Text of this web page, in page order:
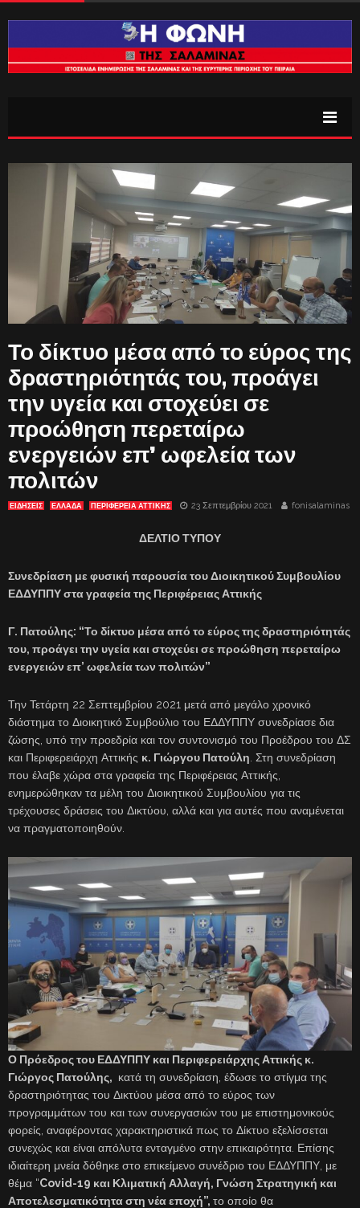
Το δίκτυο μέσα από το εύρος της
δραστηριότητάς του, προάγει
την υγεία και στοχεύει σε
προώθηση περεταίρω
ενεργειών επ’ ωφελεία των
πολιτών
ΕΙΔΗΣΕΙΣ ΕΛΛΑΔΑ ΠΕΡΙΦΕΡΕΙΑ ΑΤΤΙΚΗΣ 23 Σεπτεμβρίου 2021 fonisalaminas
ΔΕΛΤΙΟ ΤΥΠΟΥ
Συνεδρίαση με φυσική παρουσία του Διοικητικού Συμβουλίου
ΕΔΔΥΠΠΥ στα γραφεία της Περιφέρειας Αττικής
Γ. Πατούλης: “Το δίκτυο μέσα από το εύρος της δραστηριότητάς
του, προάγει την υγεία και στοχεύει σε προώθηση περεταίρω
ενεργειών επ’ ωφελεία των πολιτών”
Την Τετάρτη 22 Σεπτεμβρίου 2021 μετά από μεγάλο χρονικό
διάστημα το Διοικητικό Συμβούλιο του ΕΔΔΥΠΠΥ συνεδρίασε δια
ζώσης, υπό την προεδρία και τον συντονισμό του Προέδρου του ΔΣ
και Περιφερειάρχη Αττικής κ. Γιώργου Πατούλη . Στη συνεδρίαση
που έλαβε χώρα στα γραφεία της Περιφέρειας Αττικής,
ενημερώθηκαν τα μέλη του Διοικητικού Συμβουλίου για τις
τρέχουσες δράσεις του Δικτύου, αλλά και για αυτές που αναμένεται
να πραγματοποιηθούν.
Ο Πρόεδρος του ΕΔΔΥΠΠΥ και Περιφερειάρχης Αττικής κ.
Γιώργος Πατούλης, κατά τη συνεδρίαση, έδωσε το στίγμα της
δραστηριότητας του Δικτύου μέσα από το εύρος των
προγραμμάτων του και των συνεργασιών του με επιστημονικούς
φορείς, αναφέροντας χαρακτηριστικά πως το Δίκτυο εξελίσσεται
συνεχώς και είναι απόλυτα ενταγμένο στην επικαιρότητα. Επίσης
ιδιαίτερη μνεία δόθηκε στο επικείμενο συνέδριο του ΕΔΔΥΠΠΥ, με
θέμα “Covid-19 και Κλιματική Αλλαγή, Γνώση Στρατηγική και
Αποτελεσματικότητα στη νέα εποχή”, το οποίο θα